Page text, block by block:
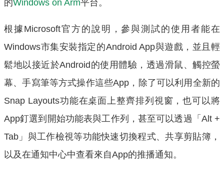
的Windows on Arm平台。
根據Microsoft官方的說明，參與測試的使用者能在
Windows市集安裝指定的Android App與遊戲，並且輕
鬆地以接近於Android的使用體驗，透過滑鼠、觸控螢
幕、手寫筆等方式操作這些App，除了可以利用全新的
Snap Layouts功能在桌面上整齊排列視窗，也可以將
App釘選到開始功能表與工作列，甚至可以透過「Alt +
Tab」與工作檢視等功能快速切換程式、共享剪貼簿，
以及在通知中心中查看來自App的推播通知。